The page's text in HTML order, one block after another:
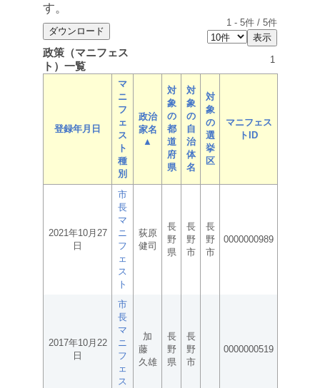
す。
1 - 5件 / 5件
政策（マニフェス
ト）一覧
1
登録年月日
マ
ニ
フ
ェ
ス
ト
種
別
政治
家名
▲
対
象
の
都
道
府
県
対
象
の
自
治
体
名
対
象
の
選
挙
区
マニフェス
トID
2021年10月27
日
市
長
マ
ニ
フ
ェ
ス
ト
荻原
健司
長
野
県
長
野
市
長
野
市
0000000989
2017年10月22
日
市
長
マ
ニ
フ
ェ
ス
加
藤
久雄
長
野
県
長
野
市
0000000519